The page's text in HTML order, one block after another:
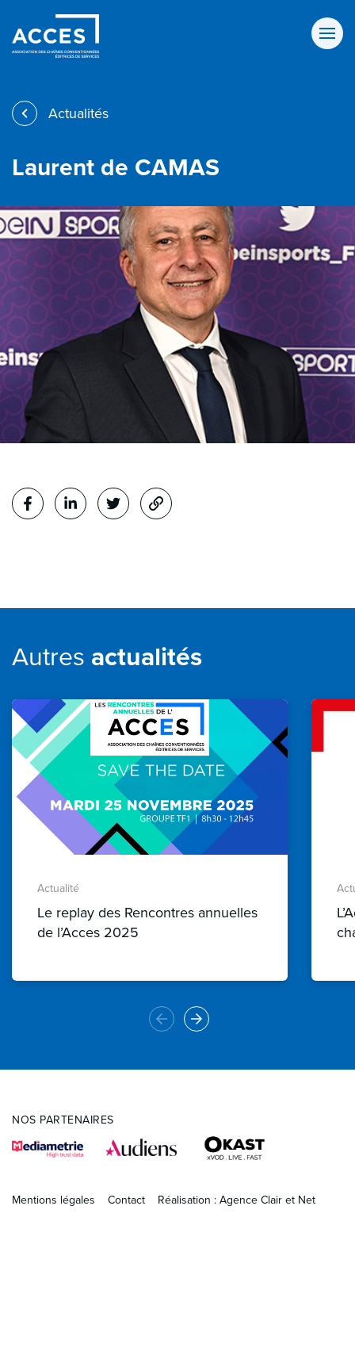
Aller au contenu principal
Actualités
Laurent de CAMAS
Partager
sur Facebook
sur Linkedinsur Twitter
le lien
Autres actualités
Actualité
Le replay des Rencontres annuelles
de l’Acces 2025
NOS PARTENAIRES
Mentions légales Contact Réalisation : Agence Clair et Net